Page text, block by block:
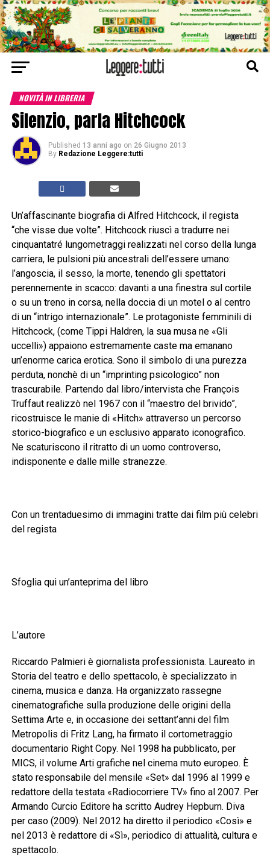
NOVITÀ IN LIBRERIA
Silenzio, parla Hitchcock
Published 13 anni ago on 26 Giugno 2013
By Redazione Leggere:tutti
Un’affascinante biografia di Alfred Hitchcock, il regista
“che visse due volte”. Hitchcock riuscì a tradurre nei
cinquantatré lungometraggi realizzati nel corso della lunga
carriera, le pulsioni più ancestrali dell’essere umano:
l’angoscia, il sesso, la morte, tenendo gli spettatori
perennemente in scacco: davanti a una finestra sul cortile
o su un treno in corsa, nella doccia di un motel o al centro
di un “intrigo internazionale”. Le protagoniste femminili di
Hitchcock, (come Tippi Haldren, la sua musa ne «Gli
uccelli») appaiono estremamente caste ma emanano
un’enorme carica erotica. Sono il simbolo di una purezza
perduta, nonchè di un “imprinting psicologico” non
trascurabile. Partendo dal libro/intervista che François
Truffaut realizzò nel 1967 con il “maestro del brivido”,
ricostruisce le manie di «Hitch» attraverso un percorso
storico-biografico e un esclusivo apparato iconografico.
Ne scaturiscono il ritratto di un uomo controverso,
indisponente e dalle mille stranezze.
Con un trentaduesimo di immagini tratte dai film più celebri
del regista
Sfoglia qui un’anteprima del libro
L’autore
Riccardo Palmieri è giornalista professionista. Laureato in
Storia del teatro e dello spettacolo, è specializzato in
cinema, musica e danza. Ha organizzato rassegne
cinematografiche sulla produzione delle origini della
Settima Arte e, in occasione dei settant’anni del film
Metropolis di Fritz Lang, ha firmato il cortometraggio
documentario Right Copy. Nel 1998 ha pubblicato, per
MICS, il volume Arti grafiche nel cinema muto europeo. È
stato responsabile del mensile «Set» dal 1996 al 1999 e
redattore della testata «Radiocorriere TV» fino al 2007. Per
Armando Curcio Editore ha scritto Audrey Hepburn. Diva
per caso (2009). Nel 2012 ha diretto il periodico «Così» e
nel 2013 è redattore di «Sì», periodico di attualità, cultura e
spettacolo.